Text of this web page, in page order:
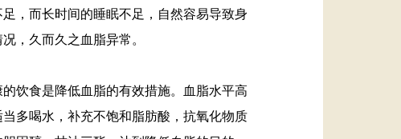
，而长时间的睡眠不足，自然容易导致身
，久而久之血脂异常。
饮食是降低血脂的有效措施。血脂水平高
多喝水，补充不饱和脂肪酸，抗氧化物质